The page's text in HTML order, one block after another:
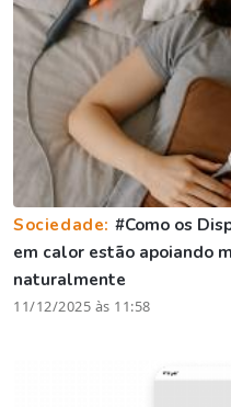
Sociedade: #Como os
em calor estão apoiando
naturalmente
11/12/2025 às 11:58